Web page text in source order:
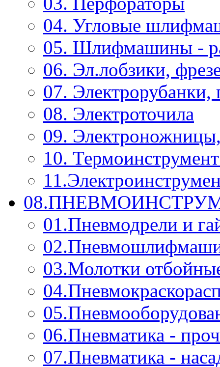
04. Угловые
05. Шлифмашины -
06. Эл.лобзики,
07. Электрорубанки,
08. Электроточила
09.
10.
01.Пневмодрели и
03.Молотки
06.Пневматика -
07.Пневматика -